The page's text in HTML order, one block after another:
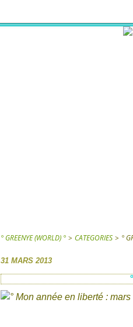
° GREENYE (WORLD) ° > CATEGORIES > °
31 MARS 2013